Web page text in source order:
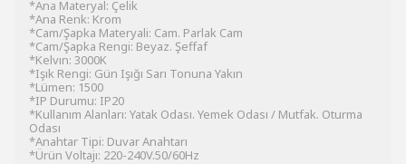
*Ana Materyal: Çelik
*Ana Renk: Krom
*Cam/Şapka Materyali: Cam. Parlak Cam
*Cam/Şapka Rengi: Beyaz. Şeffaf
*Kelvın: 3000K
*Işık Rengi: Gün Işığı Sarı Tonuna Yakın
*Lümen: 1500
*IP Durumu: IP20
*Kullanım Alanları: Yatak Odası. Yemek Odası / Mutfak. Oturma
Odası
*Anahtar Tipi: Duvar Anahtarı
*Ürün Voltajı: 220-240V.50/60Hz